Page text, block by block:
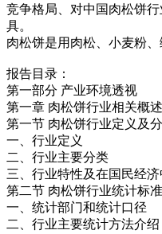
竞争格局、对中国肉松饼
具。
肉松饼是用肉松、小麦粉
报告目录：
第一部分 产业环境透视
第一章 肉松饼行业相关概述
第一节 肉松饼行业定义及
一、行业定义
二、行业主要分类
三、行业特性及在国民经
第二节 肉松饼行业统计标准
一、统计部门和统计口径
二、行业主要统计方法介绍